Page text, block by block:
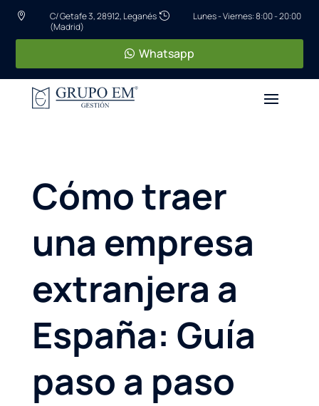

C/ Getafe 3, 28912, Leganés
(Madrid)
 Lunes - Viernes: 8:00 - 20:00
Whatsapp
Cómo traer
una empresa
extranjera a
España: Guía
paso a paso